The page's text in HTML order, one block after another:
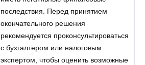
последствия. Перед принятием
окончательного решения
рекомендуется проконсультироваться
с бухгалтером или налоговым
экспертом, чтобы оценить возможные